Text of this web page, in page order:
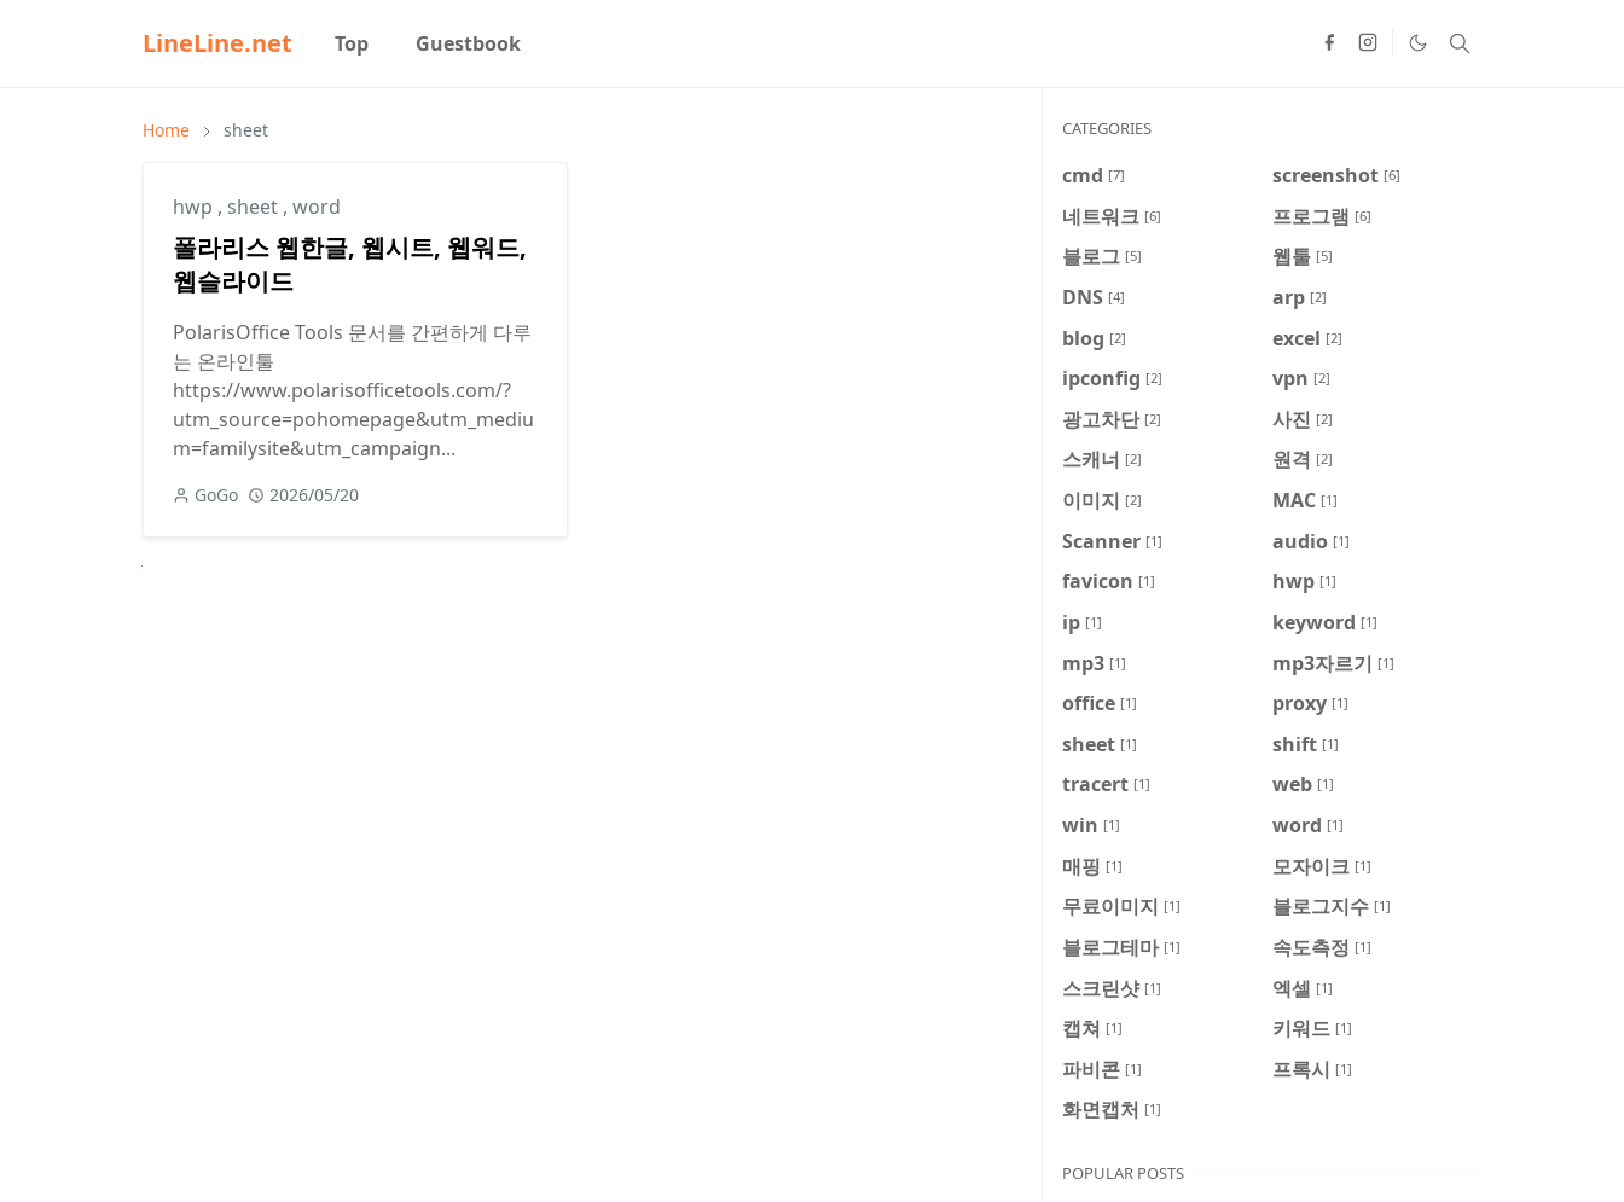
LineLine.net Top Guestbook
Home sheet
hwp , sheet , word
폴라리스 웹한글, 웹시트, 웹워드,
웹슬라이드
PolarisOffice Tools 문서를 간편하게 다루
는 온라인툴
https://www.polarisofficetools.com/?
utm_source=pohomepage&utm_mediu
m=familysite&utm_campaign...
GoGo 2026/05/20
CATEGORIES
cmd [7] screenshot [6]
네트워크 [6] 프로그램 [6]
블로그 [5] 웹툴 [5]
DNS [4] arp [2]
blog [2] excel [2]
ipconfig [2] vpn [2]
광고차단 [2] 사진 [2]
스캐너 [2] 원격 [2]
이미지 [2] MAC [1]
Scanner [1] audio [1]
favicon [1] hwp [1]
ip [1] keyword [1]
mp3 [1] mp3자르기 [1]
office [1] proxy [1]
sheet [1] shift [1]
tracert [1] web [1]
win [1] word [1]
매핑 [1] 모자이크 [1]
무료이미지 [1] 블로그지수 [1]
블로그테마 [1] 속도측정 [1]
스크린샷 [1] 엑셀 [1]
캡쳐 [1] 키워드 [1]
파비콘 [1] 프록시 [1]
화면캡처 [1]
POPULAR POSTS